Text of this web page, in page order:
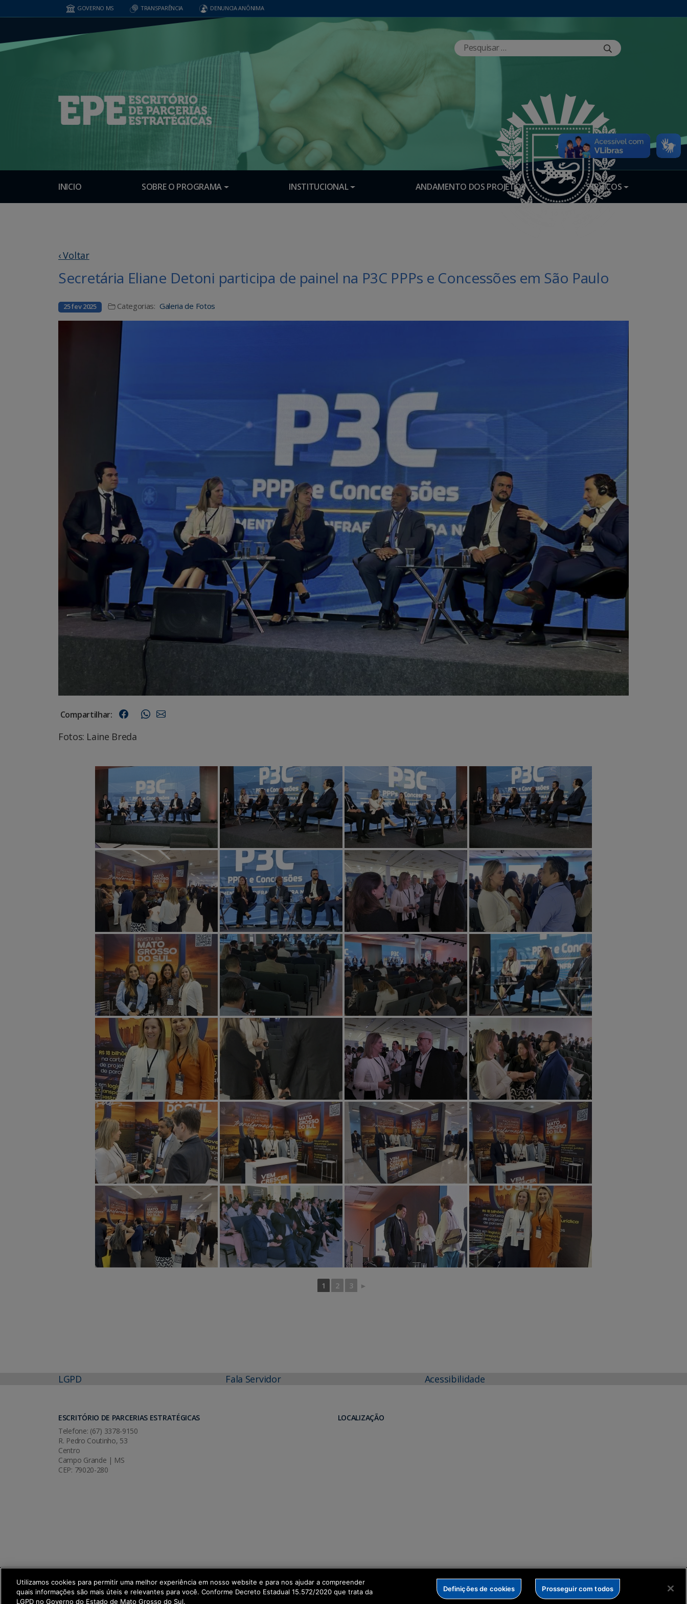
GOVERNO MS TRANSPARÊNCIA DENUNCIA ANÔNIMA
INICIO SOBRE O PROGRAMA INSTITUCIONAL ANDAMENTO DOS PROJETOS SERVIÇOS
‹ Voltar
Secretária Eliane Detoni participa de painel na P3C PPPs e Concessões em São Paulo
25 fev 2025 Categorias: Galeria de Fotos
Compartilhar:
Fotos: Laine Breda
1 2 3 ►
LGPD Fala Servidor Acessibilidade
ESCRITÓRIO DE PARCERIAS ESTRATÉGICAS
Telefone: (67) 3378-9150
R. Pedro Coutinho, 53
Centro
Campo Grande | MS
CEP: 79020-280
LOCALIZAÇÃO
SETDIG | Secretaria-Executiva de Transformação Digital
Utilizamos cookies para permitir uma melhor experiência em nosso website e para nos ajudar a compreender
quais informações são mais úteis e relevantes para você. Conforme Decreto Estadual 15.572/2020 que trata da
LGPD no Governo do Estado de Mato Grosso do Sul.
Definições de cookies Prosseguir com todos